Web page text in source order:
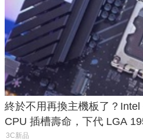
終於不用再換主機板了？
CPU 插槽壽命，下代 LGA
3C新品